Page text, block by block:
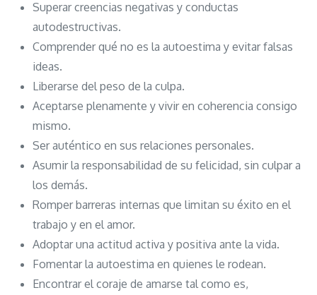
Superar creencias negativas y conductas
autodestructivas.
Comprender qué no es la autoestima y evitar falsas
ideas.
Liberarse del peso de la culpa.
Aceptarse plenamente y vivir en coherencia consigo
mismo.
Ser auténtico en sus relaciones personales.
Asumir la responsabilidad de su felicidad, sin culpar a
los demás.
Romper barreras internas que limitan su éxito en el
trabajo y en el amor.
Adoptar una actitud activa y positiva ante la vida.
Fomentar la autoestima en quienes le rodean.
Encontrar el coraje de amarse tal como es,